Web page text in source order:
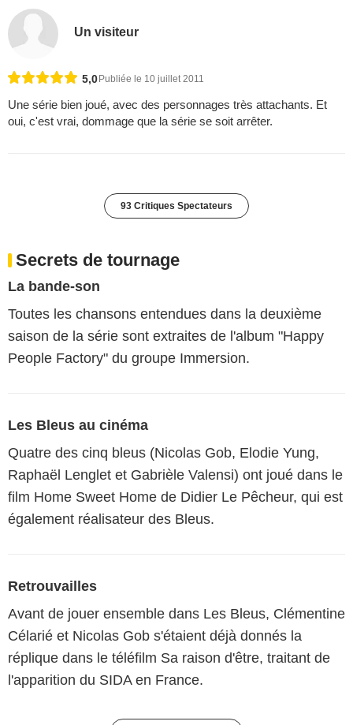
Un visiteur
5,0 Publiée le 10 juillet 2011
Une série bien joué, avec des personnages très attachants. Et
oui, c'est vrai, dommage que la série se soit arrêter.
93 Critiques Spectateurs
Secrets de tournage
La bande-son
Toutes les chansons entendues dans la deuxième
saison de la série sont extraites de l'album "Happy
People Factory" du groupe Immersion.
Les Bleus au cinéma
Quatre des cinq bleus (Nicolas Gob, Elodie Yung,
Raphaël Lenglet et Gabrièle Valensi) ont joué dans le
film Home Sweet Home de Didier Le Pêcheur, qui est
également réalisateur des Bleus.
Retrouvailles
Avant de jouer ensemble dans Les Bleus, Clémentine
Célarié et Nicolas Gob s'étaient déjà donnés la
réplique dans le téléfilm Sa raison d'être, traitant de
l'apparition du SIDA en France.